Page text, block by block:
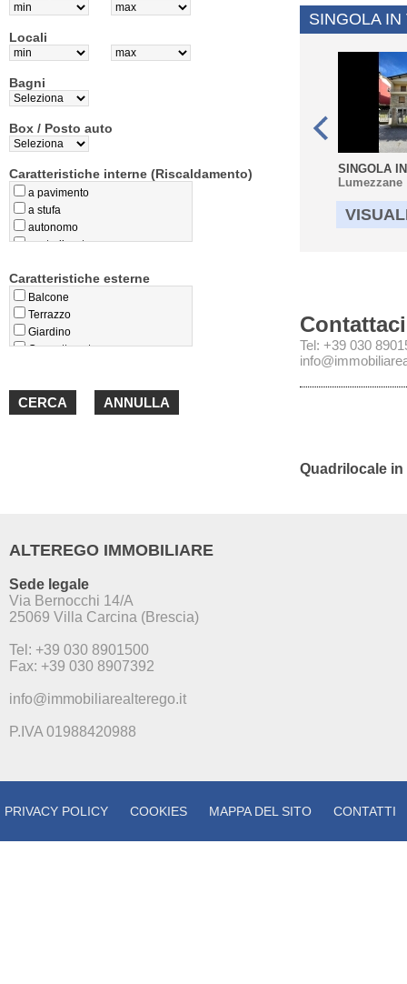
Locali
Bagni
Box / Posto auto
Caratteristiche interne (Riscaldamento)
a pavimento
a stufa
autonomo
centralizzato
teleriscaldamento
termoconvettori
Caratteristiche esterne
Balcone
Terrazzo
Giardino
Cappotto esterno
SINGOLA IN
SINGOLA
Lumezzane
Contattaci
Tel: +39 030
Quadrilocale in
ALTEREGO IMMOBILIARE
Sede legale
Via Bernocchi 14/A
25069 Villa Carcina (Brescia)
Tel: +39 030 8901500
Fax: +39 030 8907392
info@immobiliarealterego.it
P.IVA 01988420988
PRIVACY POLICY COOKIES MAPPA DEL SITO CONTATTI